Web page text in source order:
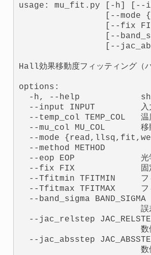
usage: mu_fit.py [-h] [--
[--mode
[--fix
[--
[--
Hall効果移動度フィッティング（
options:
-h, --help
--input INPUT         入
--temp_col TEMP_COL   温
--mu_col MU_COL       移
--mode
  --method METHOD
--eop EOP             光
--fix FIX             固定
--Tfitmin TFITMIN     フ
--Tfitmax TFITMAX     フ
  --band_sigma BAND_SIGMA
--jac_relstep
数値
--jac_absstep
数値